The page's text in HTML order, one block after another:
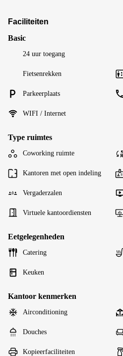
Faciliteiten
Basic
24 uur toegang
Fietsenrekken
Parkeerplaats
WIFI / Internet
Type ruimtes
Coworking ruimte
Kantoren met open indeling
Vergaderzalen
Virtuele kantoordiensten
Eetgelegenheden
Catering
Keuken
Kantoor kenmerken
Airconditioning
Douches
Kopieerfaciliteiten